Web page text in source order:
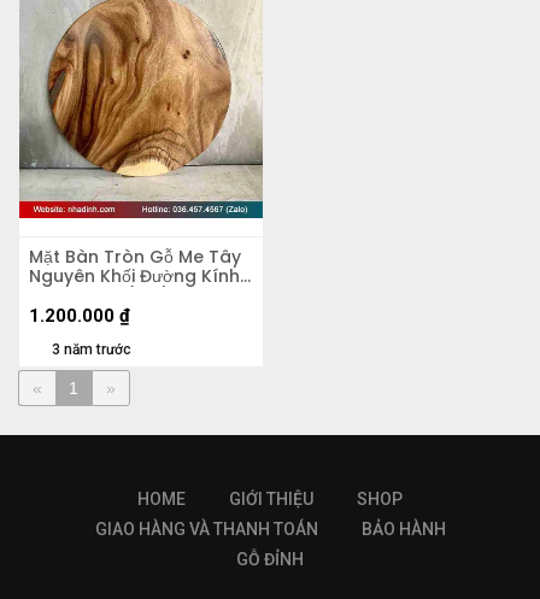
Mặt Bàn Tròn Gỗ Me Tây
Nguyên Khối Đường Kính
60 Dày 4.5 (cm)
3 năm trước
1.200.000 ₫
« 1 »
HOME GIỚI THIỆU
SHOP
GIAO HÀNG VÀ THANH TOÁN
BẢO HÀNH
GỖ ĐỈNH